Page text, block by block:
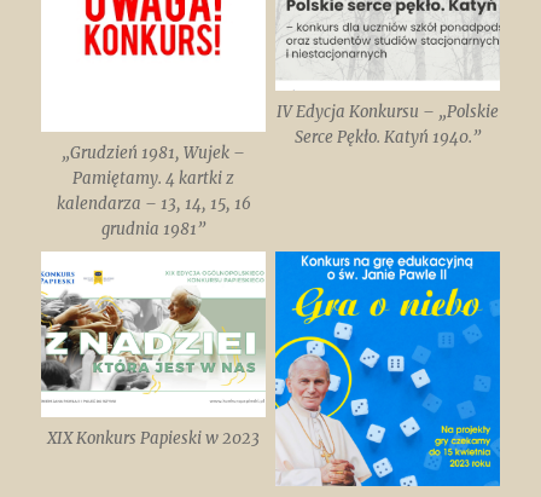
„Grudzień 1981, Wujek –
Pamiętamy. 4 kartki z
kalendarza – 13, 14, 15, 16
grudnia 1981”
IV Edycja Konkursu – „Polskie
Serce Pękło. Katyń 1940.”
XIX Konkurs Papieski w 2023